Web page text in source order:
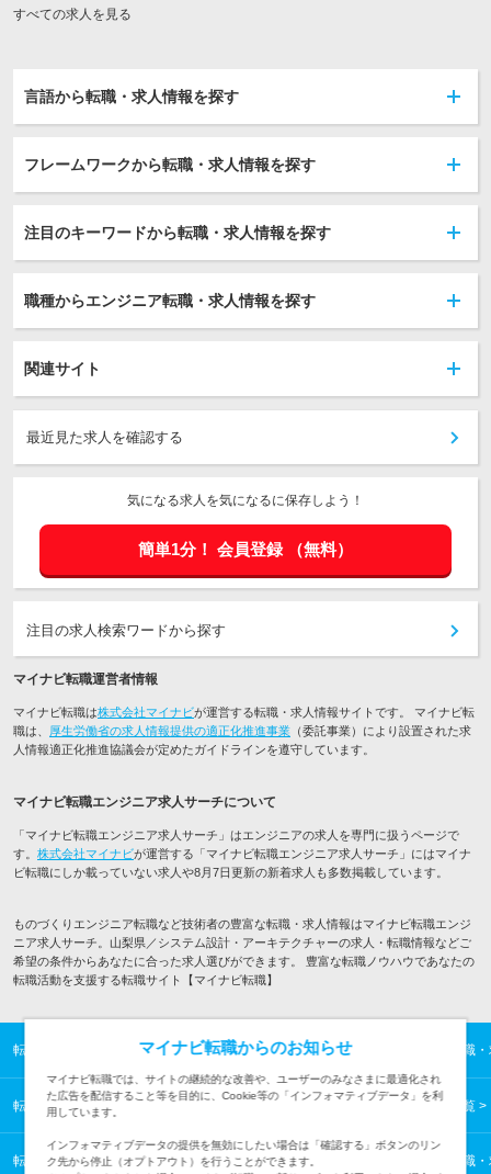
すべての求人を見る
言語から転職・求人情報を探す
フレームワークから転職・求人情報を探す
注目のキーワードから転職・求人情報を探す
職種からエンジニア転職・求人情報を探す
関連サイト
最近見た求人を確認する
気になる求人を気になるに保存しよう！
簡単1分！ 会員登録 （無料）
注目の求人検索ワードから探す
マイナビ転職運営者情報
マイナビ転職は株式会社マイナビが運営する転職・求人情報サイトです。 マイナビ転
職は、 厚生労働省の求人情報提供の適正化推進事業 （委託事業）により設置された求
人情報適正化推進協議会が定めたガイドラインを遵守しています。
マイナビ転職エンジニア求人サーチについて
「マイナビ転職エンジニア求人サーチ」はエンジニアの求人を専門に扱うページで
す。 株式会社マイナビが運営する「マイナビ転職エンジニア求人サーチ」にはマイナ
ビ転職にしか載っていない求人や8月7日更新の新着求人も多数掲載しています。
ものづくりエンジニア転職など技術者の豊富な転職・求人情報はマイナビ転職エンジ
ニア求人サーチ。山梨県／システム設計・アーキテクチャーの求人・転職情報などご
希望の条件からあなたに合った求人選びができます。 豊富な転職ノウハウであなたの
転職活動を支援する転職サイト【マイナビ転職】
転職TOP ITエンジニアの転職・求人情報TOP ものづくりエンジニアの転職
転職TOP ITエンジニアの転職・求人情報TOP 甲信越の転職・求人情報一覧
転職TOP ITエンジニアの転職・求人情報TOP ものづくりエンジニアの転職
マイナビ転職からのお知らせ
マイナビ転職では、サイトの継続的な改善や、ユーザーのみなさまに最適化され
た広告を配信すること等を目的に、Cookie等の「インフォマティブデータ」を利
用しています。
インフォマティブデータの提供を無効にしたい場合は「確認する」ボタンのリン
ク先から停止（オプトアウト）を行うことができます。